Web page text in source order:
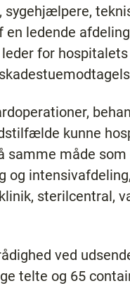
ledende
for
kunne
samme måde
sterilcentral,
ved
telte og 65